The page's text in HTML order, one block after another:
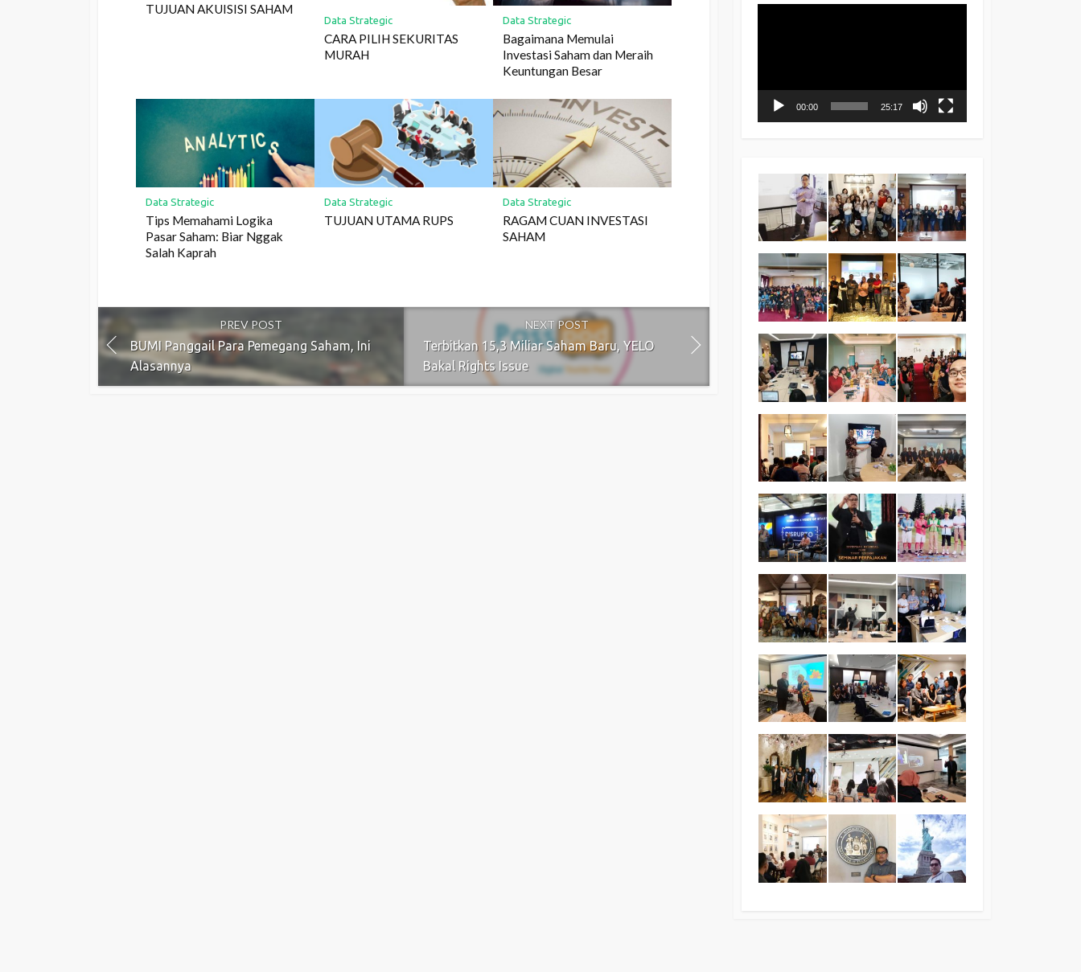
TUJUAN AKUISISI SAHAM
Data Strategic
CARA PILIH SEKURITAS
MURAH
Data Strategic
Bagaimana Memulai
Investasi Saham dan Meraih
Keuntungan Besar
Data Strategic
Tips Memahami Logika
Pasar Saham: Biar Nggak
Salah Kaprah
Data Strategic
TUJUAN UTAMA RUPS
Data Strategic
RAGAM CUAN INVESTASI
SAHAM
PREV POST
BUMI Panggail Para Pemegang Saham, Ini
Alasannya
NEXT POST
Terbitkan 15,3 Miliar Saham Baru, YELO
Bakal Rights Issue
00:00 25:17